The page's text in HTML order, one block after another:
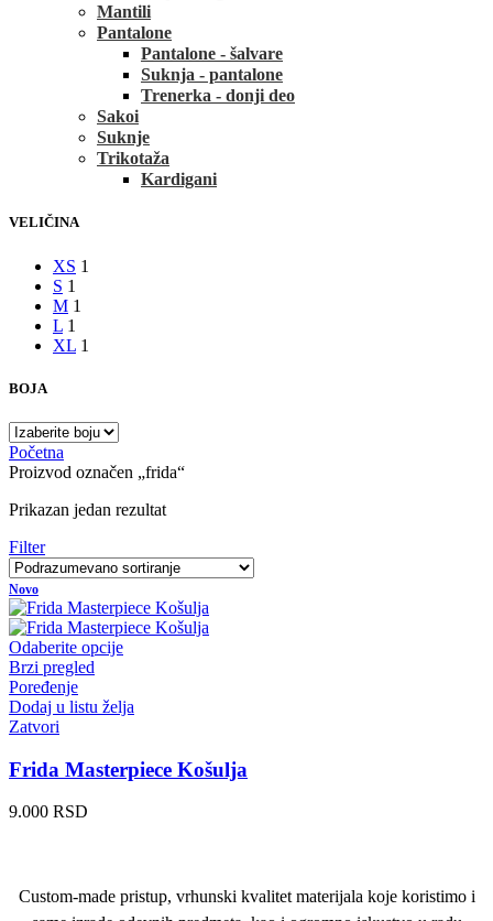
Mantili
Pantalone
Pantalone - šalvare
Suknja - pantalone
Trenerka - donji deo
Sakoi
Suknje
Trikotaža
Kardigani
VELIČINA
XS 1
S 1
M 1
L 1
XL 1
BOJA
Početna
Proizvod označen „frida“
Prikazan jedan rezultat
Filter
Novo
Odaberite opcije
Brzi pregled
Poređenje
Dodaj u listu želja
Zatvori
Frida Masterpiece Košulja
9.000 RSD
Custom-made pristup, vrhunski kvalitet materijala koje koristimo i